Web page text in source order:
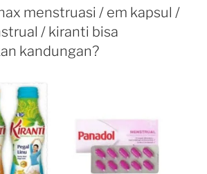
menstruasi / em kapsul /
/ kiranti bisa
kandungan?